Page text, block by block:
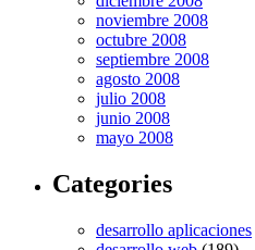
noviembre 2008
octubre 2008
septiembre 2008
agosto 2008
julio 2008
junio 2008
mayo 2008
Categories
desarrollo aplicaciones